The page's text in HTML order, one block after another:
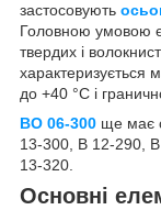
застосовують
Головною умовою
твердих і
характеризується
до +40 °C і
ВО 06-300 ще має
13-300, В 12-290,
13-320.
Основні